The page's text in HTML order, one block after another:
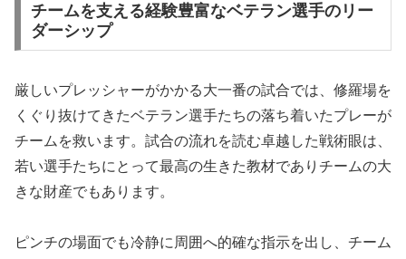
チームを支える経験豊富なベテラン選手のリー
ダーシップ
厳しいプレッシャーがかかる大一番の試合では、修羅場を
くぐり抜けてきたベテラン選手たちの落ち着いたプレーが
チームを救います。試合の流れを読む卓越した戦術眼は、
若い選手たちにとって最高の生きた教材でありチームの大
きな財産でもあります。
ピンチの場面でも冷静に周囲へ的確な指示を出し、チーム